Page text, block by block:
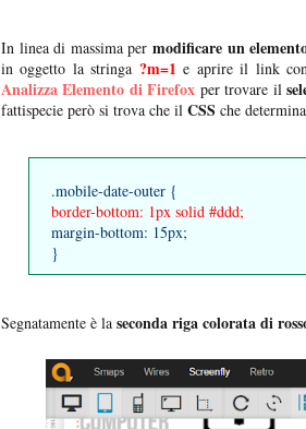
In linea di massima permodificare un
in oggetto la stringa ?m=1 e aprire il link
Analizza Elemento di Firefox per trovare il
fattispecie però si trova che il CSS che
.mobile-date-outer {
border-bottom: 1px solid #ddd;
margin-bottom: 15px;
}
Segnatamente è la seconda riga colorata di